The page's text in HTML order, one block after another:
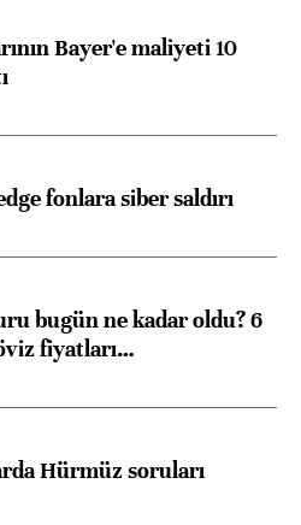
Bayer'e maliyeti 10
fonlara siber saldırı
bugün ne kadar oldu? 6
fiyatları…
Hürmüz soruları